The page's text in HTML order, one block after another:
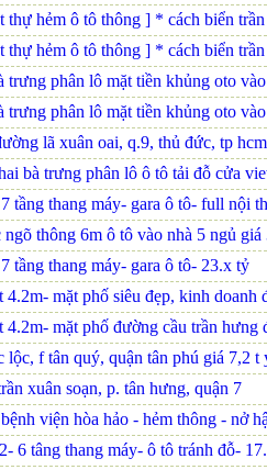
thự hẻm ô tô thông ] * cách biển
thự hẻm ô tô thông ] * cách biển
trưng phân lô mặt tiền khủng oto
trưng phân lô mặt tiền khủng oto
lã xuân oai, q.9, thủ đức, tp
bà trưng phân lô ô tô tải đỗ cửa
tầng thang máy- gara ô tô- full nội
thông 6m ô tô vào nhà 5 ngủ giá
tầng thang máy- gara ô tô- 23.x tỷ
4.2m- mặt phố siêu đẹp, kinh doanh
4.2m- mặt phố đường cầu trần hưng
lộc, f tân quý, quận tân phú giá 7,2 t
xuân soạn, p. tân hưng, quận 7
viện hòa hảo - hẻm thông - nở
6 tâng thang máy- ô tô tránh đỗ-